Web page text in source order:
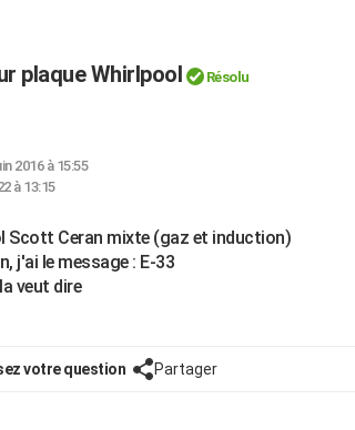
plaque Whirlpool Résolu
2016 à 15:55
à 13:15
Scott Ceran mixte (gaz et induction)
j'ai le message : E-33
veut dire
votre question Partager